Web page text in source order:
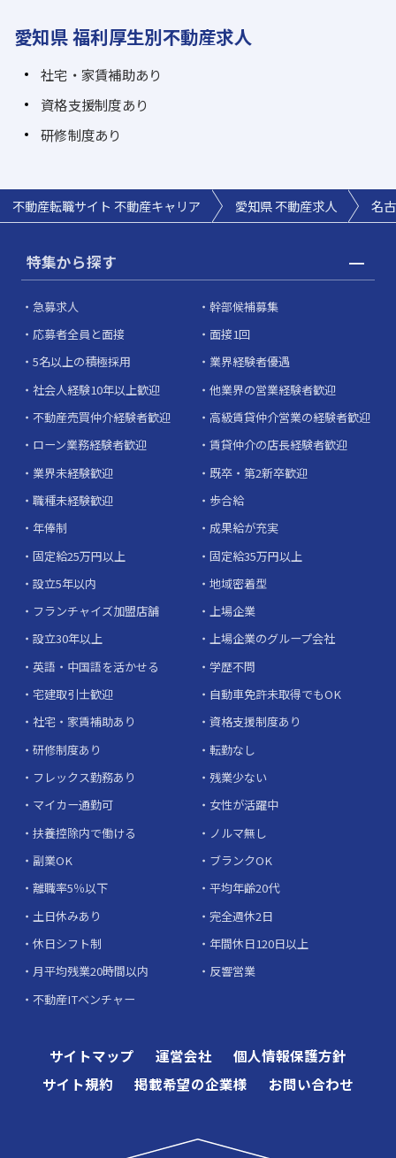
愛知県 福利厚生別不動産求人
社宅・家賃補助あり
資格支援制度あり
研修制度あり
不動産転職サイト 不動産キャリア 愛知県 不動産求人 名
特集から探す
急募求人
幹部候補募集
応募者全員と面接
面接1回
5名以上の積極採用
業界経験者優遇
社会人経験10年以上歓迎
他業界の営業経験者歓迎
不動産売買仲介経験者歓迎
高級賃貸仲介営業の経験者歓迎
ローン業務経験者歓迎
賃貸仲介の店長経験者歓迎
業界未経験歓迎
既卒・第2新卒歓迎
職種未経験歓迎
歩合給
年俸制
成果給が充実
固定給25万円以上
固定給35万円以上
設立5年以内
地域密着型
フランチャイズ加盟店舗
上場企業
設立30年以上
上場企業のグループ会社
英語・中国語を活かせる
学歴不問
宅建取引士歓迎
自動車免許未取得でもOK
社宅・家賃補助あり
資格支援制度あり
研修制度あり
転勤なし
フレックス勤務あり
残業少ない
マイカー通勤可
女性が活躍中
扶養控除内で働ける
ノルマ無し
副業OK
ブランクOK
離職率5％以下
平均年齢20代
土日休みあり
完全週休2日
休日シフト制
年間休日120日以上
月平均残業20時間以内
反響営業
不動産ITベンチャー
サイトマップ 運営会社
個人情報保護方針
サイト規約
掲載希望の企業様 お問い合わせ